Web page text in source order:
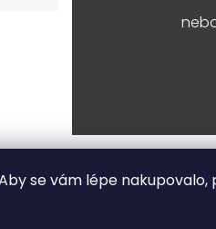
se vám lépe nakupovalo,